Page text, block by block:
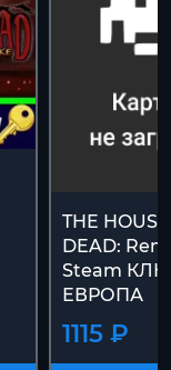
THE
DEAD:
Steam
ЕВРОПА
1115 ₽